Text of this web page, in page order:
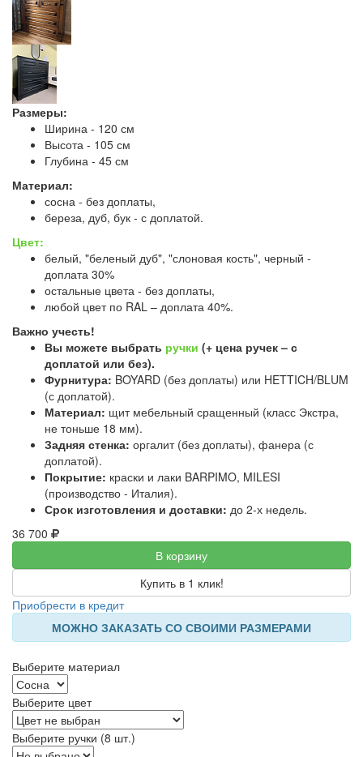
Размеры:
Ширина - 120 см
Высота - 105 см
Глубина - 45 см
Материал:
сосна - без доплаты,
береза, дуб, бук - с доплатой.
Цвет:
белый, "беленый дуб", "слоновая кость", черный -
доплата 30%
остальные цвета - без доплаты,
любой цвет по RAL – доплата 40%.
Важно учесть!
Вы можете выбрать ручки (+ цена ручек – с
доплатой или без).
Фурнитура: BOYARD (без доплаты) или HETTICH/BLUM
(с доплатой).
Материал: щит мебельный сращенный (класс Экстра,
не тоньше 18 мм).
Задняя стенка: оргалит (без доплаты), фанера (с
доплатой).
Покрытие: краски и лаки BARPIMO, MILESI
(производство - Италия).
Срок изготовления и доставки: до 2-х недель.
36 700
В корзину
Купить в 1 клик!
Приобрести в кредит
МОЖНО ЗАКАЗАТЬ СО СВОИМИ РАЗМЕРАМИ
Выберите материал
Выберите цвет
Выберите ручки (8 шт.)